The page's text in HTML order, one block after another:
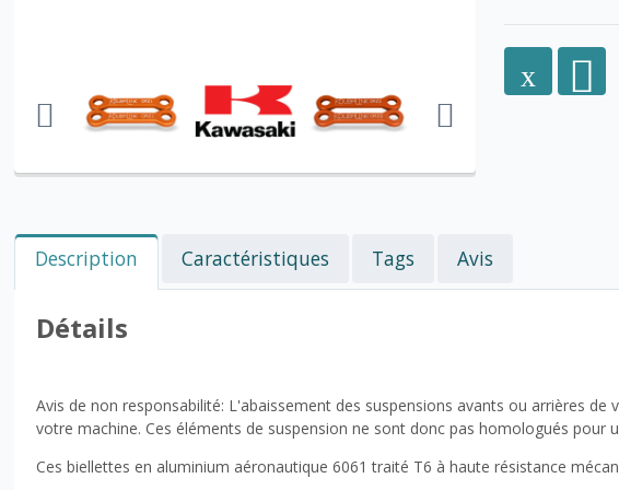
Description Caractéristiques Tags Avis
Détails
Avis de non responsabilité: L'abaissement des suspensions avants ou arrières
votre machine. Ces éléments de suspension ne sont donc pas homologués pour
Ces biellettes en aluminium aéronautique 6061 traité T6 à haute résistance